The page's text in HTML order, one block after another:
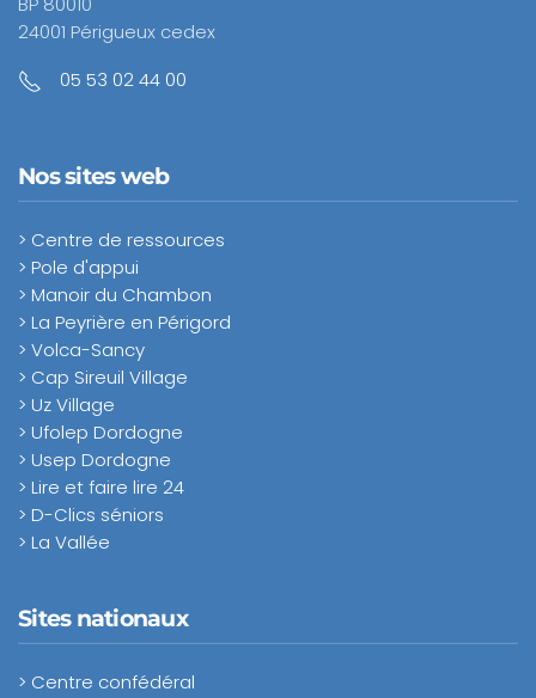
24001 Périgueux cedex
05 53 02 44 00
Nos sites web
> Centre de ressources
> Pole d'appui
> Manoir du Chambon
> La Peyrière en Périgord
> Volca-Sancy
> Cap Sireuil Village
> Uz Village
> Ufolep Dordogne
> Usep Dordogne
> Lire et faire lire 24
> D-Clics séniors
> La Vallée
Sites nationaux
> Centre confédéral